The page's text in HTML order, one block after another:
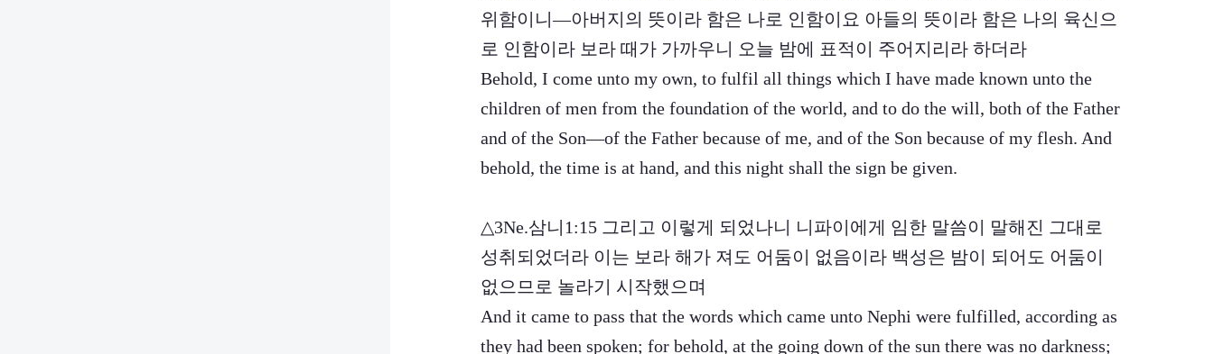
위함이니—아버지의 뜻이라 함은 나로 인함이요 아들의 뜻이라 함은 나의 육신으
로 인함이라 보라 때가 가까우니 오늘 밤에 표적이 주어지리라 하더라
Behold, I come unto my own, to fulfil all things which I have made known unto the
children of men from the foundation of the world, and to do the will, both of the Father
and of the Son—of the Father because of me, and of the Son because of my flesh. And
behold, the time is at hand, and this night shall the sign be given.
△3Ne.삼니1:15 그리고 이렇게 되었나니 니파이에게 임한 말씀이 말해진 그대로
성취되었더라 이는 보라 해가 져도 어둠이 없음이라 백성은 밤이 되어도 어둠이
없으므로 놀라기 시작했으며
And it came to pass that the words which came unto Nephi were fulfilled, according as
they had been spoken; for behold, at the going down of the sun there was no darkness;